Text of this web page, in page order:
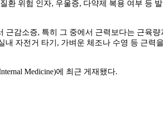
환 위험 인자, 우울증, 다약제 복용 여부 등
감소증, 특히 그 중에서 근력보다는 근육
자전거 타기, 가벼운 체조나 수영 등 근
Medicine)에 최근 게재됐다.